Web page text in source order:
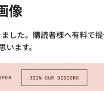
像
した。購読者様へ有料で
ます。